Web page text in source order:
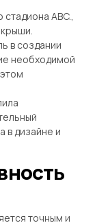
ABC.,
в создании
необходимой
в дизайне и
точным и